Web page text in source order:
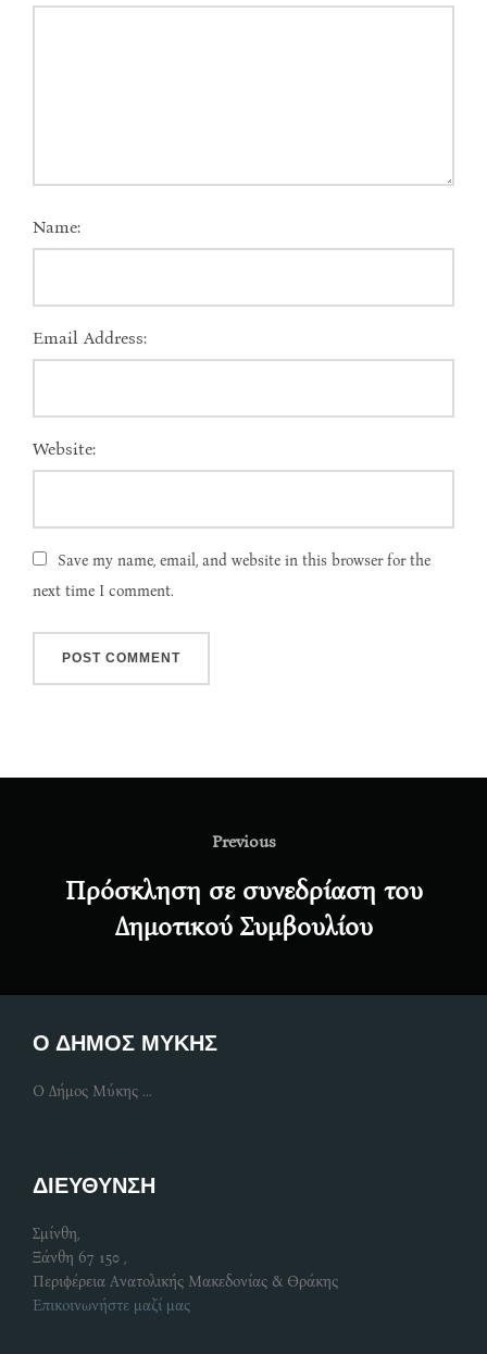
Name:
Email Address:
Website:
Save my name, email, and website in this browser for the
next time I comment.
Previous
Previous
Πρόσκληση σε συνεδρίαση του
Δημοτικού Συμβουλίου
Ο ΔΗΜΟΣ ΜΥΚΗΣ
Ο Δήμος Μύκης ...
ΔΙΕΥΘΥΝΣΗ
Σμίνθη,
Ξάνθη 67 150 ,
Περιφέρεια Ανατολικής Μακεδονίας & Θράκης
Επικοινωνήστε μαζί μας